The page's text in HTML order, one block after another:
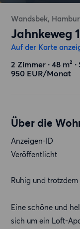
Wandsbek,
Jahnkeweg
Auf der Karte
2 Zimmer ∙ 48 m²
950 EUR/Monat
Über die
Anzeigen-ID
Veröffentlicht
Ruhig und
Eine schöne und
sich um ein Loft-